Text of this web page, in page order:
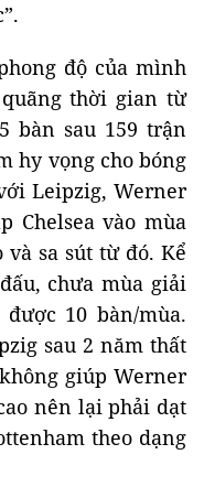
độ của mình
thời gian từ
bàn sau 159 trận
hy vọng cho bóng
Leipzig, Werner
Chelsea vào mùa
sa sút từ đó. Kể
chưa mùa giải
10 bàn/mùa.
sau 2 năm thất
giúp Werner
nên lại phải dạt
theo dạng